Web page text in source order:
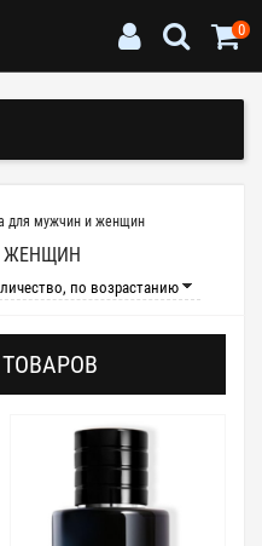
0
для мужчин и женщин
ЖЕНЩИН